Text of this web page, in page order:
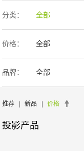
音响产品
专业扩声音箱
声学产品
周边产品
分类： 全部
价格： 全部
3000-9999
5万-15万
30万-50万
品牌： 全部
SONY/索尼
BENQ/明基
推荐 | 新品 | 价格
投影产品